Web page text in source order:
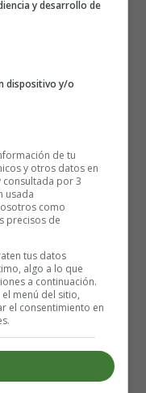
-
toma, y
doce apóstoles
hasta que pudo
y desarrollo de
dispositivo y/o
de tu
y otros datos en
por 3
usada
como
precisos de
tus datos
algo a lo que
a continuación.
menú del sitio,
el consentimiento en